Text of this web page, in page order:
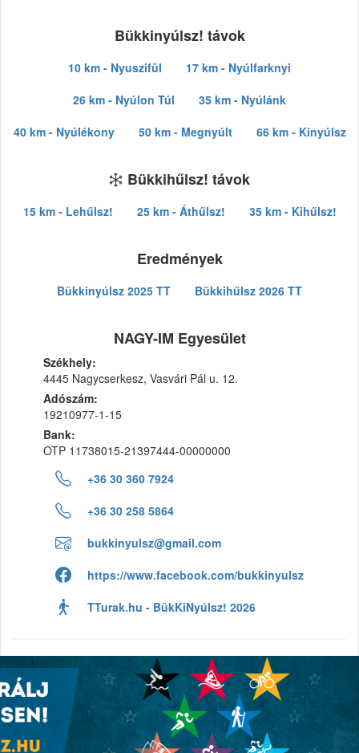
Bükkinyúlsz! távok
10 km - Nyuszifül
17 km - Nyúlfarknyi
26 km - Nyúlon Túl
35 km - Nyúlánk
40 km - Nyúlékony
50 km - Megnyúlt 66 km - Kinyúlsz
Bükkihűlsz! távok
15 km - Lehűlsz! 25 km - Áthűlsz! 35 km - Kihűlsz!
Eredmények
Bükkinyúlsz 2025 TT Bükkihűlsz 2026 TT
NAGY-IM Egyesület
Székhely:
4445 Nagycserkesz, Vasvári Pál u. 12.
Adószám:
19210977-1-15
Bank:
OTP 11738015-21397444-00000000
+36 30 360 7924
+36 30 258 5864
bukkinyulsz@gmail.com
https://www.facebook.com/bukkinyulsz
TTurak.hu - BükKiNyúlsz! 2026